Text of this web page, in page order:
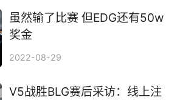
虽然输了比赛 但EDG还有50w
奖金
2022-08-29
V5战胜BLG赛后采访：线上注